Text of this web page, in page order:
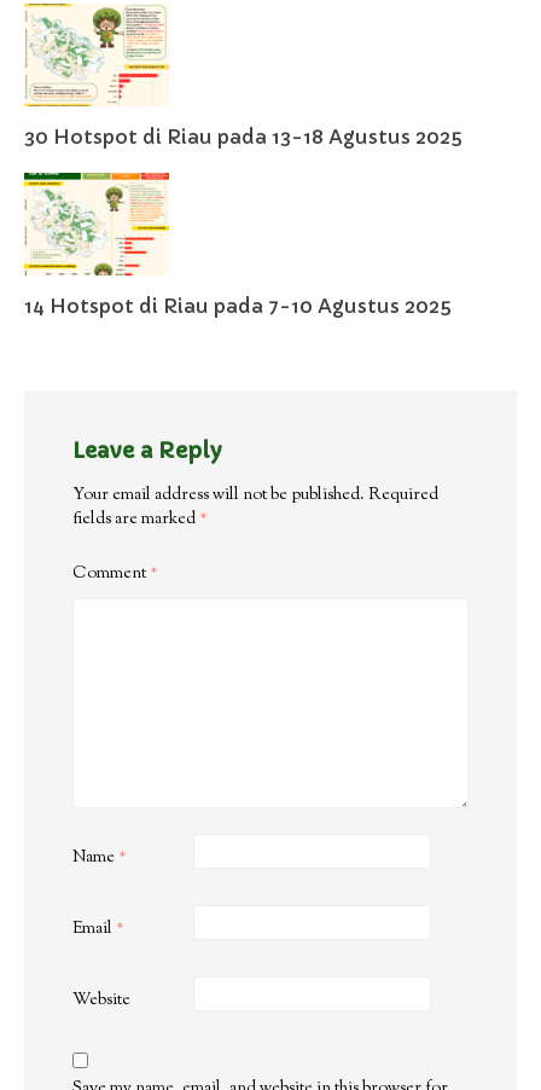
30 Hotspot di Riau pada 13-18 Agustus 2025
14 Hotspot di Riau pada 7-10 Agustus 2025
Leave a Reply
Your email address will not be published. Required
fields are marked *
Comment*
Name *
Email *
Website